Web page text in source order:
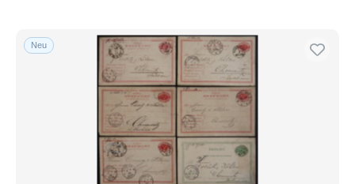
Neu